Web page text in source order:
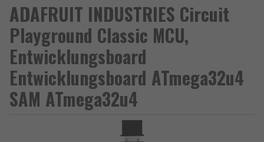
ADAFRUIT INDUSTRIES Circuit
Playground Classic MCU,
Entwicklungsboard
Entwicklungsboard ATmega32u4
SAM ATmega32u4